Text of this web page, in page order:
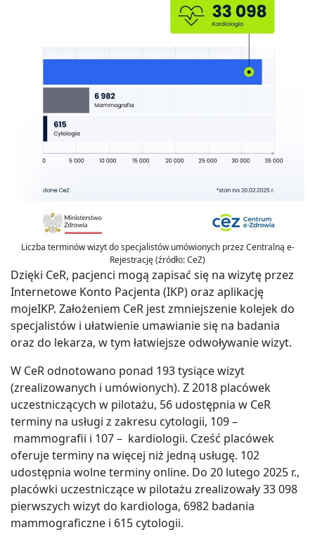
Liczba terminów wizyt do specjalistów umówionych przez Centralną e-
Rejestrację (źródło: CeZ)
Dzięki CeR, pacjenci mogą zapisać się na wizytę przez
Internetowe Konto Pacjenta (IKP) oraz aplikację
mojeIKP. Założeniem CeR jest zmniejszenie kolejek do
specjalistów i ułatwienie umawianie się na badania
oraz do lekarza, w tym łatwiejsze odwoływanie wizyt.
W CeR odnotowano ponad 193 tysiące wizyt
(zrealizowanych i umówionych). Z 2018 placówek
uczestniczących w pilotażu, 56 udostępnia w CeR
terminy na usługi z zakresu cytologii, 109 –
mammografii i 107 – kardiologii. Cześć placówek
oferuje terminy na więcej niż jedną usługę. 102
udostępnia wolne terminy online. Do 20 lutego 2025 r.,
placówki uczestniczące w pilotażu zrealizowały 33 098
pierwszych wizyt do kardiologa, 6982 badania
mammograficzne i 615 cytologii.